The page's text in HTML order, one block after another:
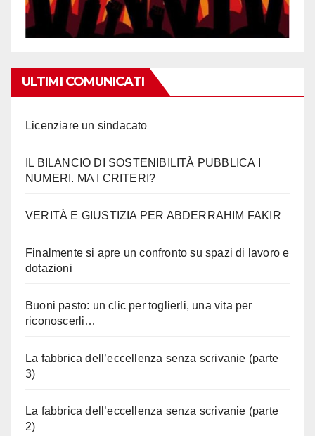
ULTIMI COMUNICATI
Licenziare un sindacato
IL BILANCIO DI SOSTENIBILITÀ PUBBLICA I
NUMERI. MA I CRITERI?
VERITÀ E GIUSTIZIA PER ABDERRAHIM FAKIR
Finalmente si apre un confronto su spazi di lavoro e
dotazioni
Buoni pasto: un clic per toglierli, una vita per
riconoscerli…
La fabbrica dell’eccellenza senza scrivanie (parte
3)
La fabbrica dell’eccellenza senza scrivanie (parte
2)